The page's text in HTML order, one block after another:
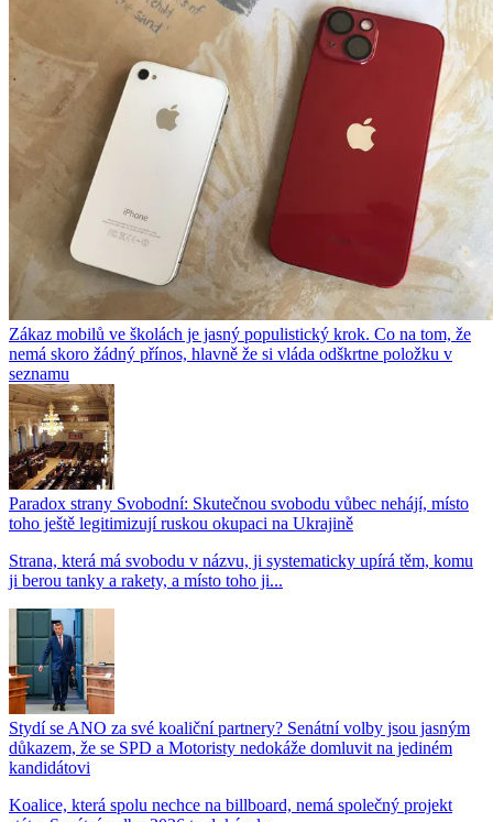
Zákaz mobilů ve školách je jasný populistický krok. Co na tom, že
nemá skoro žádný přínos, hlavně že si vláda odškrtne položku v
seznamu
Paradox strany Svobodní: Skutečnou svobodu vůbec nehájí, místo
toho ještě legitimizují ruskou okupaci na Ukrajině
Strana, která má svobodu v názvu, ji systematicky upírá těm, komu
ji berou tanky a rakety, a místo toho ji...
Stydí se ANO za své koaliční partnery? Senátní volby jsou jasným
důkazem, že se SPD a Motoristy nedokáže domluvit na jediném
kandidátovi
Koalice, která spolu nechce na billboard, nemá společný projekt